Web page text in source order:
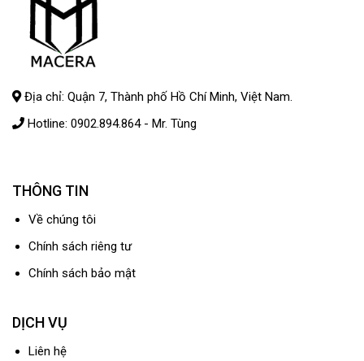
Địa chỉ: Quận 7, Thành phố Hồ Chí Minh, Việt Nam.
Hotline: 0902.894.864- Mr. Tùng
THÔNG TIN
Về chúng tôi
Chính sách riêng tư
Chính sách bảo mật
DỊCH VỤ
Liên hệ